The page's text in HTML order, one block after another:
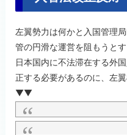
左翼勢力は何かと入国管理
管の円滑な運営を阻もうと
日本国内に不法滞在する外
正する必要があるのに、左
▼▼